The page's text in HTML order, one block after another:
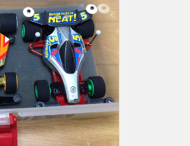
オ
買
っ
て
い
た
の
を
思
い
出
し
た
–